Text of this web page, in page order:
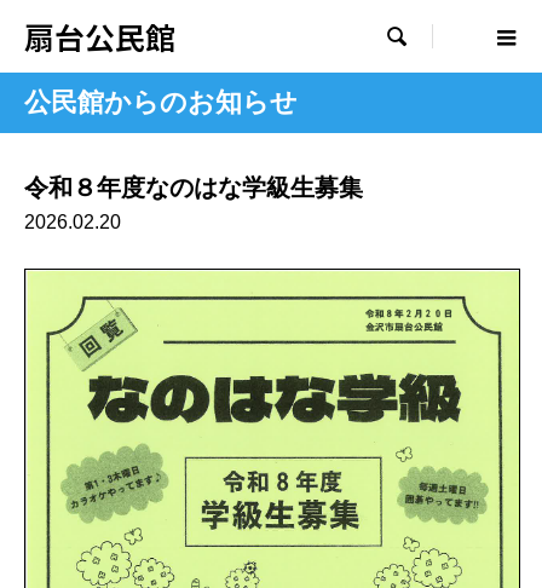
扇台公民館 
公民館からのお知らせ
令和８年度なのはな学級生募集
2026.02.20